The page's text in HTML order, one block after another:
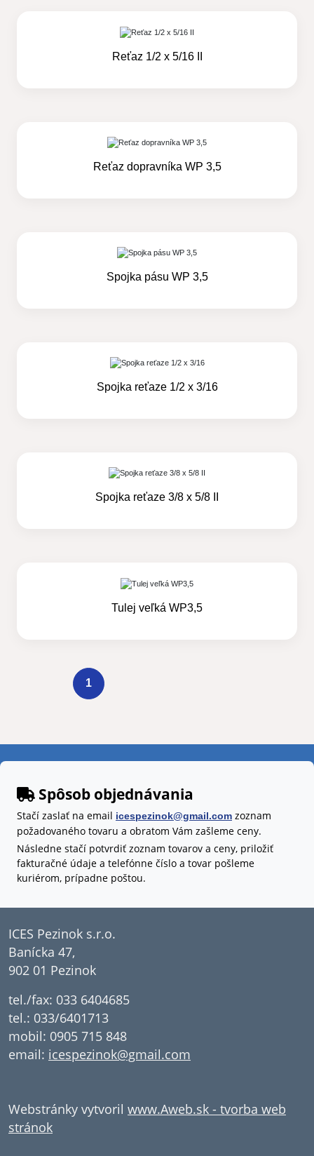
Reťaz 1/2 x 5/16 II
Reťaz dopravníka WP 3,5
Spojka pásu WP 3,5
Spojka reťaze 1/2 x 3/16
Spojka reťaze 3/8 x 5/8 II
Tulej veľká WP3,5
1
Spôsob objednávania
Stačí zaslať na email icespezinok@gmail.com zoznam
požadovaného tovaru a obratom Vám zašleme ceny.
Následne stačí potvrdiť zoznam tovarov a ceny, priložiť
fakturačné údaje a telefónne číslo a tovar pošleme
kuriérom, prípadne poštou.
ICES Pezinok s.r.o.
Banícka 47,
902 01 Pezinok
tel./fax: 033 6404685
tel.: 033/6401713
mobil: 0905 715 848
email: icespezinok@gmail.com
Webstránky vytvoril www.Aweb.sk - tvorba web
stránok